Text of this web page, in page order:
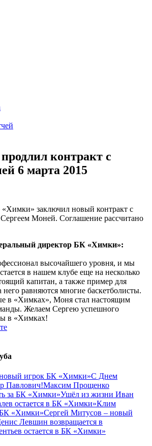
контракт с
6 марта 2015
«Химки» заключил новый контракт с
Моней. Соглашение рассчитано
директор БК «Химки»:
высочайшего уровня, и мы
в нашем клубе еще на несколько
капитан, а также пример для
равняются многие баскетболисты.
в «Химках», Моня стал настоящим
Желаем Сергею успешного
в «Химках!
игрок БК «Химки»С Днем
Павлович!Максим Прощенко
за БК «Химки»Ушёл из жизни Иван
остается в БК «Химки»Клим
БК «Химки»Сергей Митусов – новый
Левшин возвращается в
остается в БК «Химки»